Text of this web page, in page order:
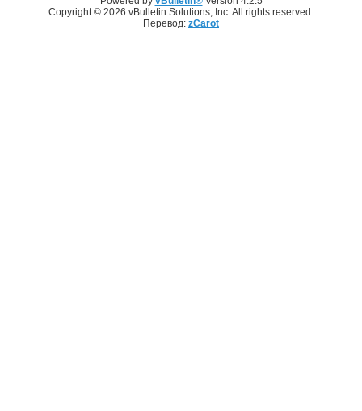
Copyright © 2026 vBulletin Solutions, Inc. All rights reserved.
Перевод: zCarot